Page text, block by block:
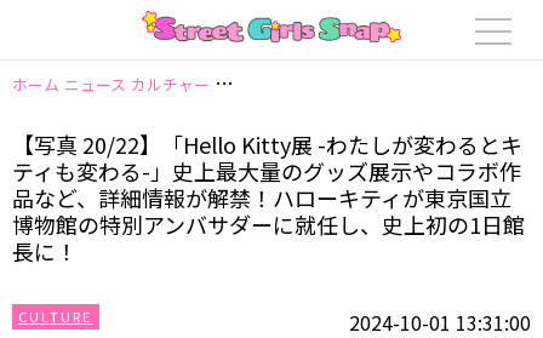
ホーム ニュース カルチャー 【写真 20/22】「Hello Kitty展 -わたしが変わ
【写真 20/22】「Hello Kitty展 -わたしが変わるとキ
ティも変わる-」史上最⼤量のグッズ展⽰やコラボ作
品など、詳細情報が解禁！ハローキティが東京国立
博物館の特別アンバサダーに就任し、史上初の1日館
長に！
CULTURE 2024-10-01 13:31:00